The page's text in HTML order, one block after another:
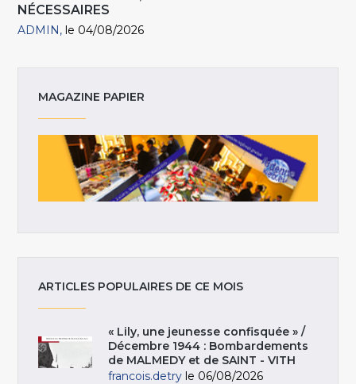
NÉCESSAIRES
ADMIN le 04/08/2026
MAGAZINE PAPIER
ARTICLES POPULAIRES DE CE MOIS
« Lily, une jeunesse confisquée » /
Décembre 1944 : Bombardements
de MALMEDY et de SAINT - VITH
francois.detry le 06/08/2026